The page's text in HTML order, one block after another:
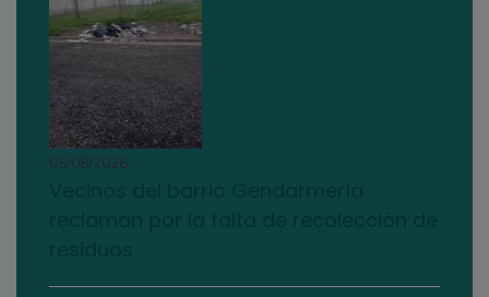
05/08/2026